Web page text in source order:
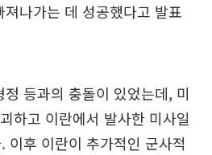
나가는 데 성공했다고 발표
등과의 충돌이 있었는데, 미
하고 이란에서 발사한 미사일
이후 이란이 추가적인 군사적